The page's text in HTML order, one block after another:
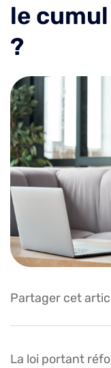
le
?
Partager cet
La loi portant